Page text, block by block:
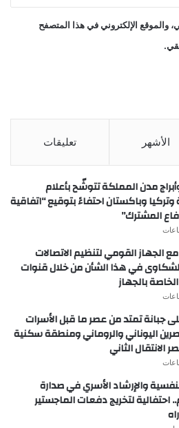
والموقع الإلكتروني في هذا المتصفح
الأشهر تعليقات
مدن المملكة تتوشّح بأعلام
وباكستان احتفاءً بتوقيع “اتفاقية
المشترك”
الجهاز القومي لتنظيم الاتصالات
في هذا الشأن من خلال قنوات
بالجهاز
جبانة تمتد من عصر ما قبل الأسرات
اليوناني والروماني ومنطقة سكنية
الانتقال الثاني
والإرشاد الأسري في صدارة
احتفالية لتخريج دفعات الماجستير